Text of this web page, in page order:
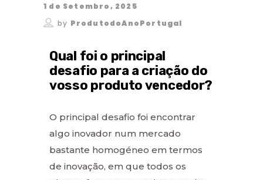
1 de Setembro, 2025
by ProdutodoAnoPortugal
Qual foi o principal
desafio para a criação do
vosso produto vencedor?
O principal desafio foi encontrar
algo inovador num mercado
bastante homogéneo em termos
de inovação, em que todos os